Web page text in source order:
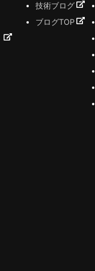
技術ブログ
ブログTOP